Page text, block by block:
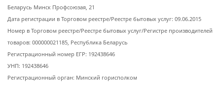
Беларусь Минск Профсоюзая, 21
Дата регистрации в Торговом реестре/Реестре бытовых услуг: 09.06.2015
Номер в Торговом реестре/Реестре бытовых услуг/Регистре производителей
товаров: 000000021185, Республика Беларусь
Регистрационный номер ЕГР: 192438646
УНП: 192438646
Регистрационный орган: Минский горисполком